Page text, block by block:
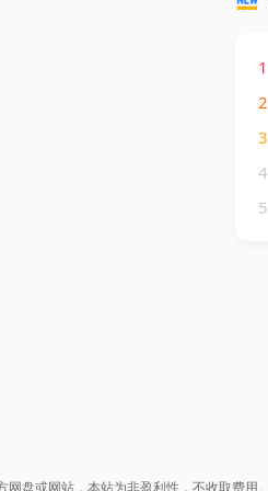
1
2
3
4
5
盘或网站，本站为非盈利性，不收取费用。